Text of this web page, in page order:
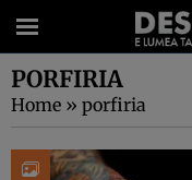
PORFIRIA
Home » porfiria